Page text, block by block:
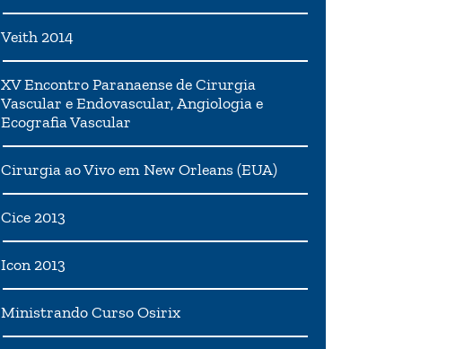
Veith 2014
XV Encontro Paranaense de Cirurgia
Vascular e Endovascular, Angiologia e
Ecografia Vascular
Cirurgia ao Vivo em New Orleans (EUA)
Cice 2013
Icon 2013
Ministrando Curso Osirix